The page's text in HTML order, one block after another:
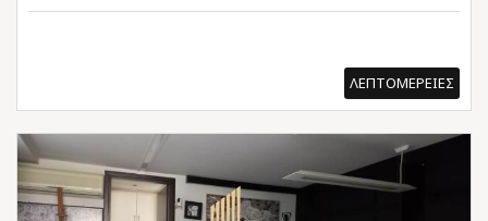
ΛΕΠΤΟΜΕΡΕΙΕΣ